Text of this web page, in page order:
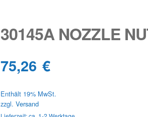
30145A NOZZLE
75,26 €
Enthält 19% MwSt.
zzgl. Versand